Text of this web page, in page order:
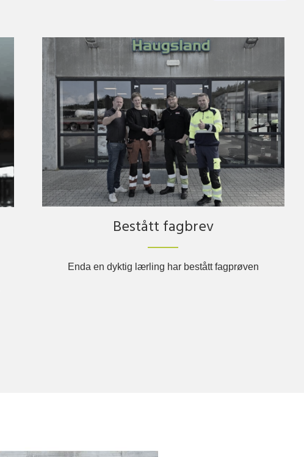
Bestått fagbrev
Enda en dyktig lærling har bestått fagprøven